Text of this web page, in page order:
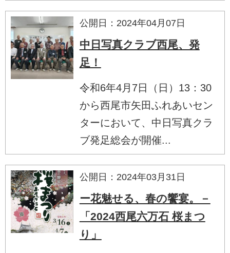
公開日：2024年04月07日
中日写真クラブ西尾、発
足！
令和6年4月7日（日）13：30
から西尾市矢田ふれあいセン
ターにおいて、中日写真クラ
ブ発足総会が開催...
公開日：2024年03月31日
ー花魅せる、春の饗宴。－
「2024西尾六万石 桜まつ
り」